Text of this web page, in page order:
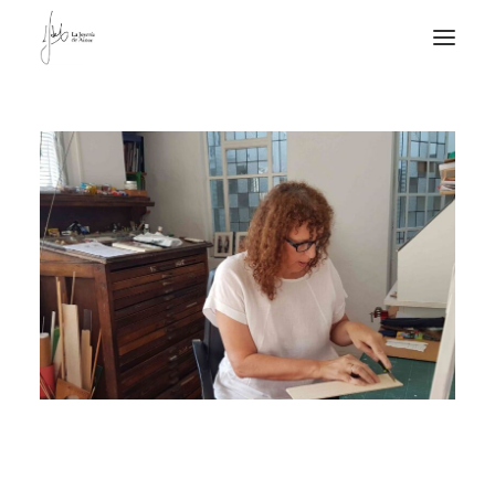
NOVEDADES
DE VISITA
APUNTES
QUIÉN SOY